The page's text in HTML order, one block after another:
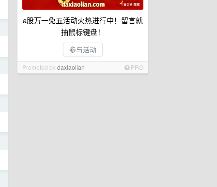
a股万一免五活动火热进行中！留言就
抽鼠标键盘！
参与活动
Promoted bydaxiaolian PRO